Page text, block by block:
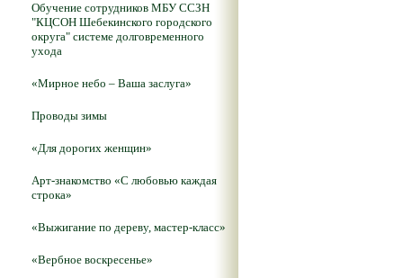
Обучение сотрудников МБУ ССЗН
"КЦСОН Шебекинского городского
округа" системе долговременного
ухода
«Мирное небо – Ваша заслуга»
Проводы зимы
«Для дорогих женщин»
Арт-знакомство «С любовью каждая
строка»
«Выжигание по дереву, мастер-класс»
«Вербное воскресенье»